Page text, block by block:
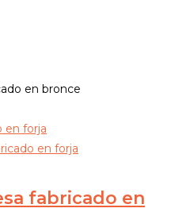
en bronce
fabricado en